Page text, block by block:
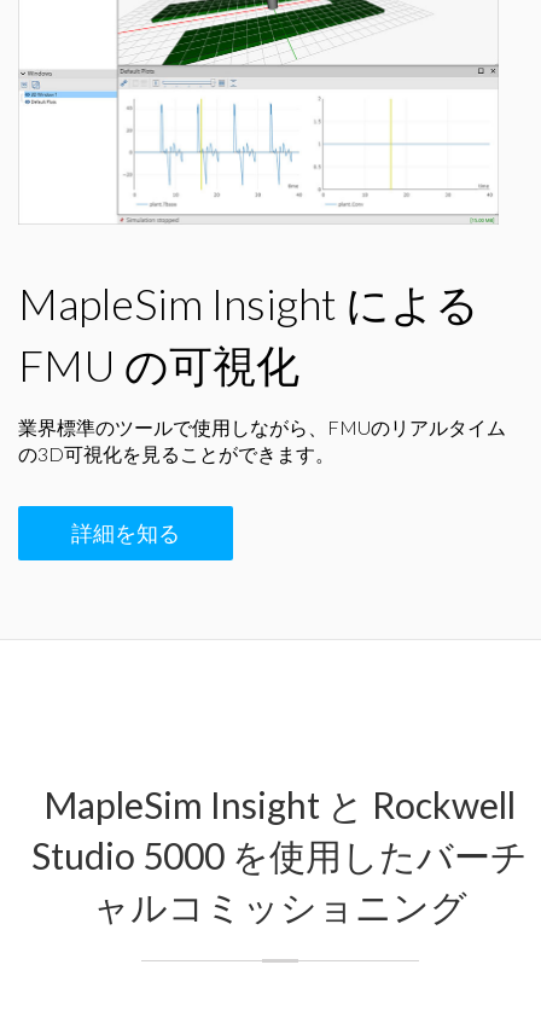
MapleSim Insight による
FMU の可視化
業界標準のツールで使用しながら、FMUのリアルタイム
の3D可視化を見ることができます。
詳細を知る
MapleSim Insight と Rockwell
Studio 5000 を使用したバーチ
ャルコミッショニング